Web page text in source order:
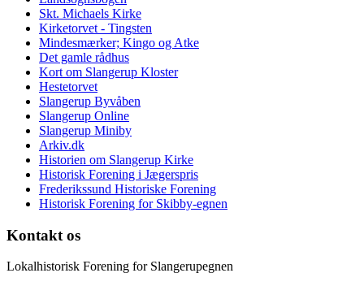
Skt. Michaels Kirke
Kirketorvet - Tingsten
Mindesmærker; Kingo og Atke
Det gamle rådhus
Kort om Slangerup Kloster
Hestetorvet
Slangerup Byvåben
Slangerup Online
Slangerup Miniby
Arkiv.dk
Historien om Slangerup Kirke
Historisk Forening i Jægerspris
Frederikssund Historiske Forening
Historisk Forening for Skibby-egnen
Kontakt os
Lokalhistorisk Forening for Slangerupegnen